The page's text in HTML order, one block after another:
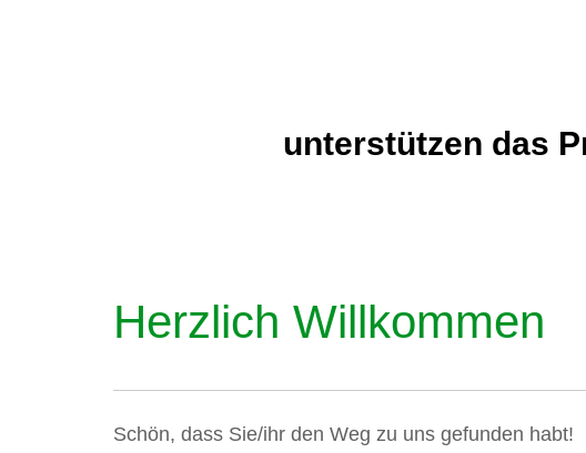
unterstützen das
Herzlich Willkommen
Schön, dass Sie/ihr den Weg zu uns gefunden habt!